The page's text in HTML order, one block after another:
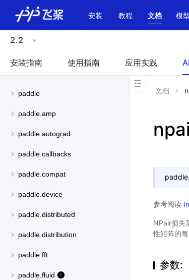
安装 教程 文档 模
2.2
安装指南 使用指南 应用实践
paddle
paddle.amp
paddle.autograd
paddle.callbacks
paddle.compat
paddle.device
paddle.distributed
paddle.distribution
paddle.fft
paddle.fluid
文档
参考阅读
NPair损失
性矩阵的
参数: